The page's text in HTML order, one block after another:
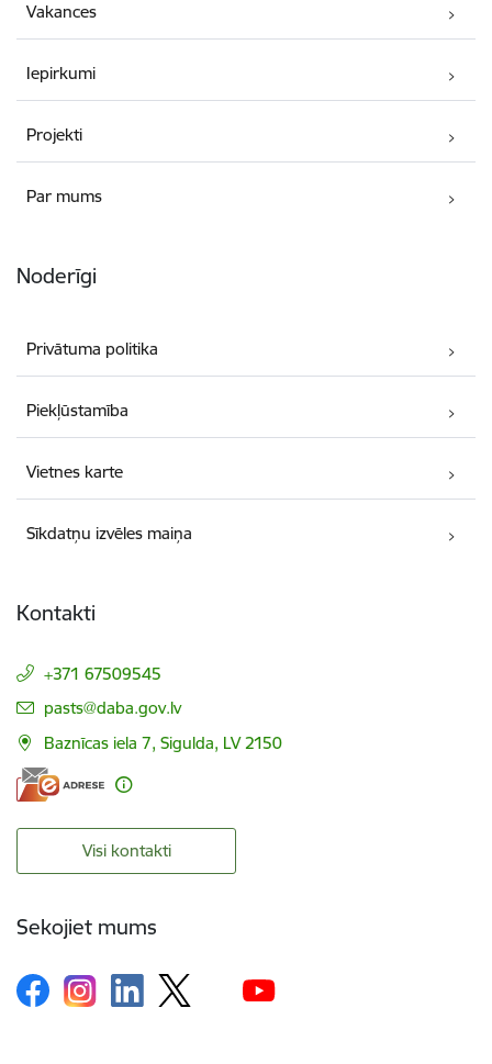
Vakances
Iepirkumi
Projekti
Par mums
Noderīgi
Privātuma politika
Piekļūstamība
Vietnes karte
Sīkdatņu izvēles maiņa
Kontakti
+371 67509545
E-pasts:
pasts@daba.gov.lv
Baznīcas iela 7, Sigulda, LV 2150
Visi kontakti
Sekojiet mums